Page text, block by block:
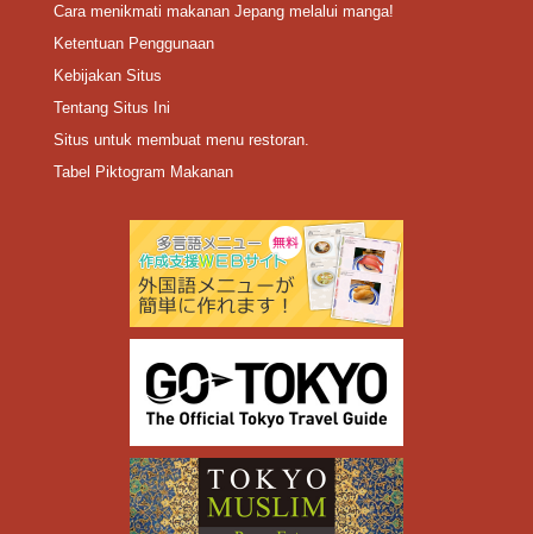
Cara menikmati makanan Jepang melalui manga!
Ketentuan Penggunaan
Kebijakan Situs
Tentang Situs Ini
Situs untuk membuat menu restoran.
Tabel Piktogram Makanan